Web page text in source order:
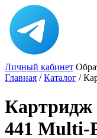
Личный кабинет
Главная /Каталог /
Картридж
441 Multi-